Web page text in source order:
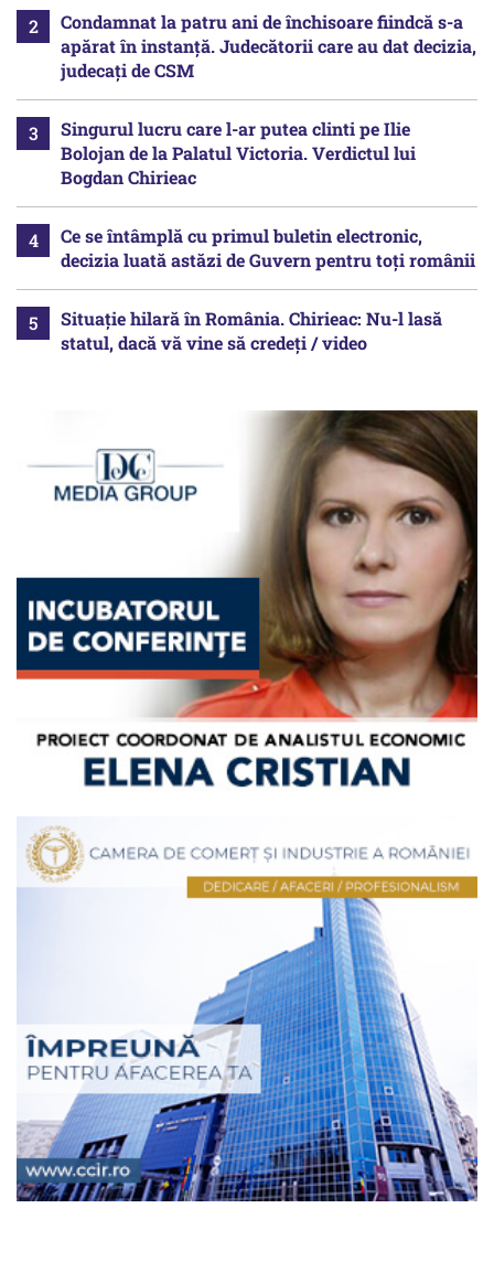
Condamnat la patru ani de închisoare fiindcă s-a
apărat în instanță. Judecătorii care au dat decizia,
judecați de CSM
Singurul lucru care l-ar putea clinti pe Ilie
Bolojan de la Palatul Victoria. Verdictul lui
Bogdan Chirieac
Ce se întâmplă cu primul buletin electronic,
decizia luată astăzi de Guvern pentru toți românii
Situație hilară în România. Chirieac: Nu-l lasă
statul, dacă vă vine să credeți / video